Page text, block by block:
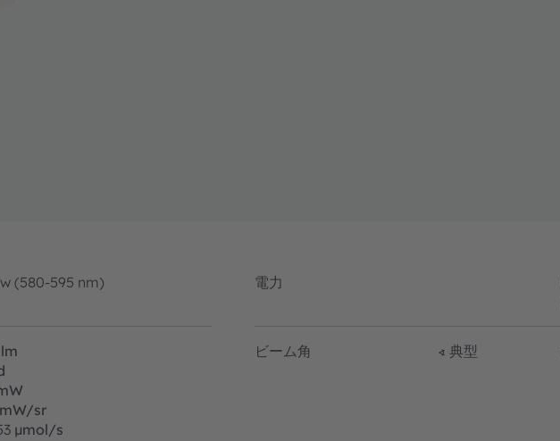
(580-595 nm) 電力
lm
mW/sr
µmol/s
ビーム角 ∢ 典型